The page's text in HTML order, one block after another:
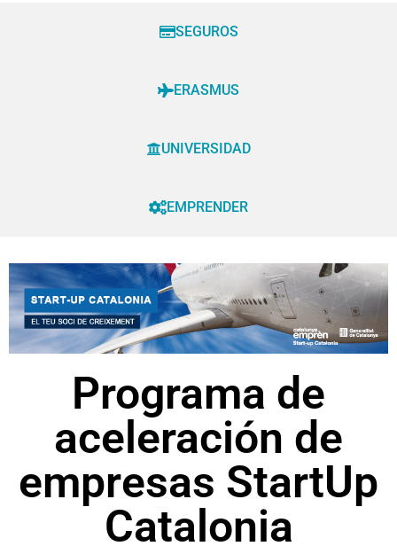
SEGUROS
ERASMUS
UNIVERSIDAD
EMPRENDER
Programa de
aceleración de
empresas StartUp
Catalonia